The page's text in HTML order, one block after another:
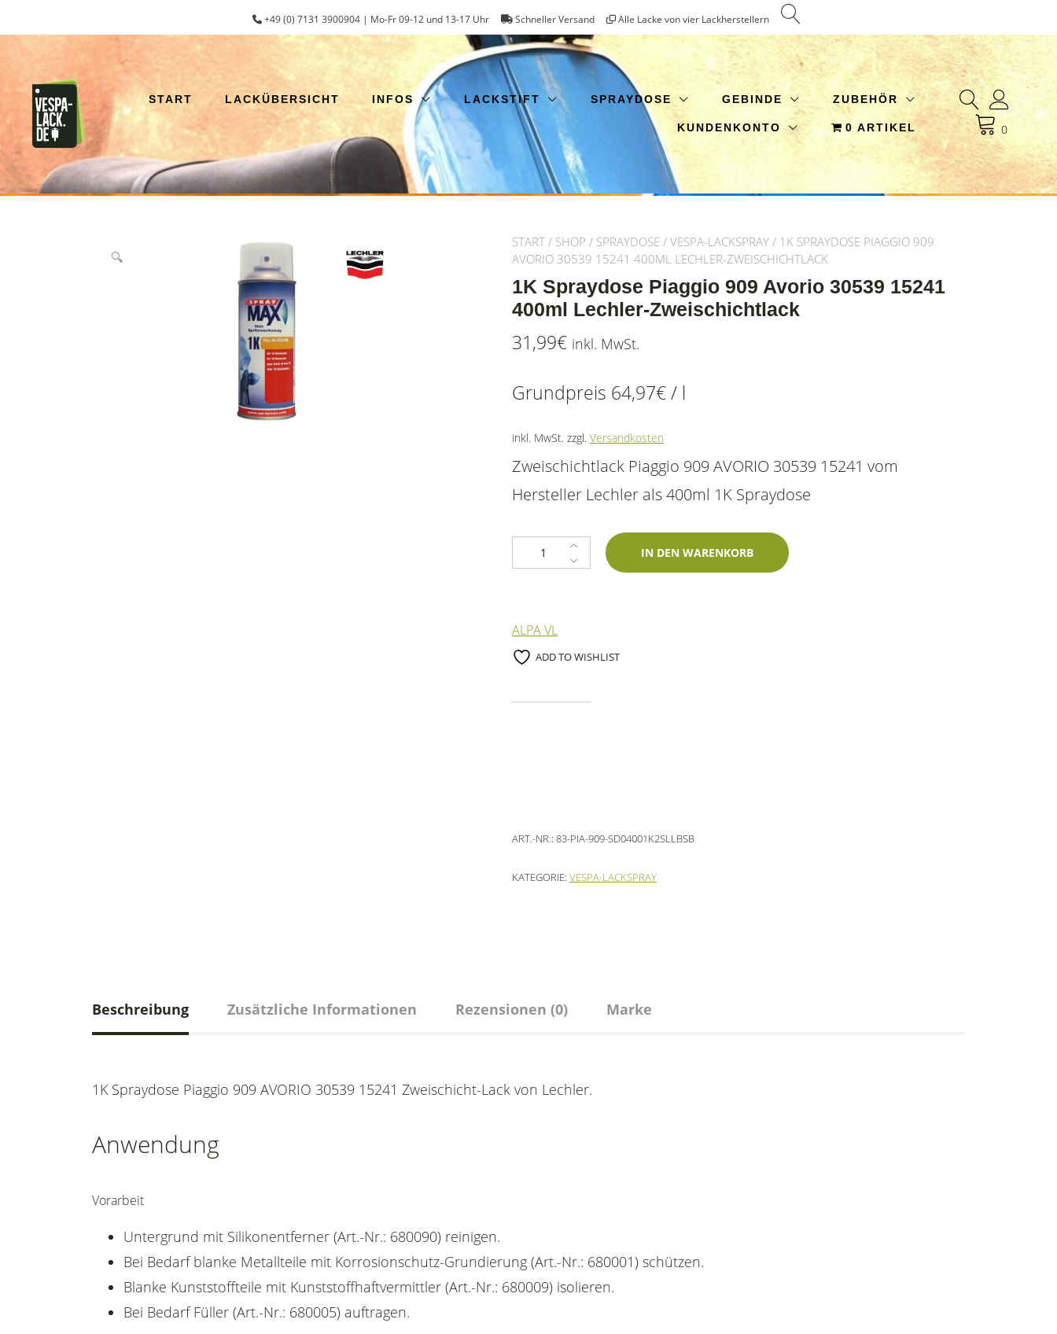
+49 (0) 7131 3900904 | Mo-Fr 09-12 und 13-17 Uhr Schneller Versand Alle Lacke von vier Lackherstellern
START LACKÜBERSICHT INFOS LACKSTIFT SPRAYDOSE GEBINDE ZUBEHÖR
KUNDENKONTO 0 ARTIKEL 0
🔍
START / SHOP / SPRAYDOSE / VESPA-LACKSPRAY / 1K SPRAYDOSE PIAGGIO 909
AVORIO 30539 15241 400ML LECHLER-ZWEISCHICHTLACK
1K Spraydose Piaggio 909 Avorio 30539 15241
400ml Lechler-Zweischichtlack
31,99€ inkl. MwSt.
Grundpreis 64,97€/ l
inkl. MwSt. zzgl. Versandkosten
Zweischichtlack Piaggio 909 AVORIO 30539 15241 vom
Hersteller Lechler als 400ml 1K Spraydose
1K Spraydose Piaggio 909 Avorio 30539 15241 400ml Lechler-Zweischichtlack Menge
IN DEN WARENKORB
ALPA VL
ADD TO WISHLIST
ART.-NR.: 83-PIA-909-SD04001K2SLLBSB
KATEGORIE: VESPA-LACKSPRAY
Beschreibung Zusätzliche Informationen Rezensionen (0) Marke
1K Spraydose Piaggio 909 AVORIO 30539 15241 Zweischicht-Lack von Lechler.
Anwendung
Vorarbeit
Untergrund mit Silikonentferner (Art.-Nr.: 680090) reinigen.
Bei Bedarf blanke Metallteile mit Korrosionschutz-Grundierung (Art.-Nr.: 680001) schützen.
Blanke Kunststoffteile mit Kunststoffhaftvermittler (Art.-Nr.: 680009) isolieren.
Bei Bedarf Füller (Art.-Nr.: 680005) auftragen.